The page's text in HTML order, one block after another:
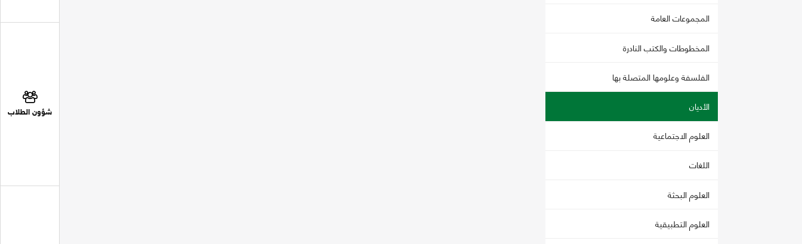
شؤون الطلاب
المجموعات العامة
المخطوطات والكتب النادرة
الفلسفة وعلومها المتصلة بها
الأديان
العلوم الاجتماعية
اللغات
العلوم البحثة
العلوم التطبيقية